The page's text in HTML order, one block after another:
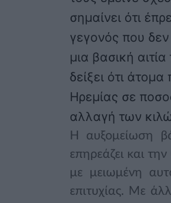
σημαίνει ότι
γεγονός που
μια βασική
δείξει ότι
Ηρεμίας σε
αλλαγή των
Η αυξομείωση
επηρεάζει και
με μειωμένη
επιτυχίας. Με